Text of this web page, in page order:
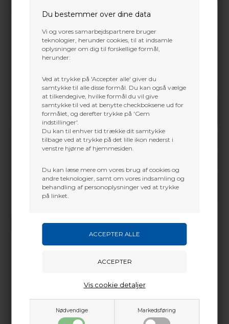
Du bestemmer over dine data
Vi og vores samarbejdspartnere bruger
teknologier, herunder cookies, til at indsamle
oplysninger om dig til forskellige formål,
herunder:
Ved at trykke på 'Accepter alle' giver du
samtykke til alle disse formål. Du kan også vælge
at tilkendegive, hvilke formål du vil give
samtykke til ved at benytte checkboksene ud for
formålet, og derefter trykke på 'Gem
indstillinger'.
Du kan til enhver tid trække dit samtykke
tilbage ved at trykke på det lille ikon nederst i
venstre hjørne af hjemmesiden.
Du kan læse mere om vores brug af cookies og
andre teknologier, samt om vores indsamling og
behandling af personoplysninger ved at trykke
på linket.
Nødvendige Markedsføring
Vis cookie detaljer
+45 2751 3356
martin@baldurs-archery.dk
SEND SPØRGSMÅL
Dette passer godt sammen.